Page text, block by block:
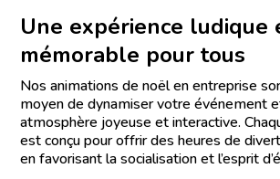
Une expérience ludique
mémorable pour tous
Nos animations de noël en entreprise
moyen de dynamiser votre événement
atmosphère joyeuse et interactive.
est conçu pour offrir des heures de
en favorisant la socialisation et l’esprit